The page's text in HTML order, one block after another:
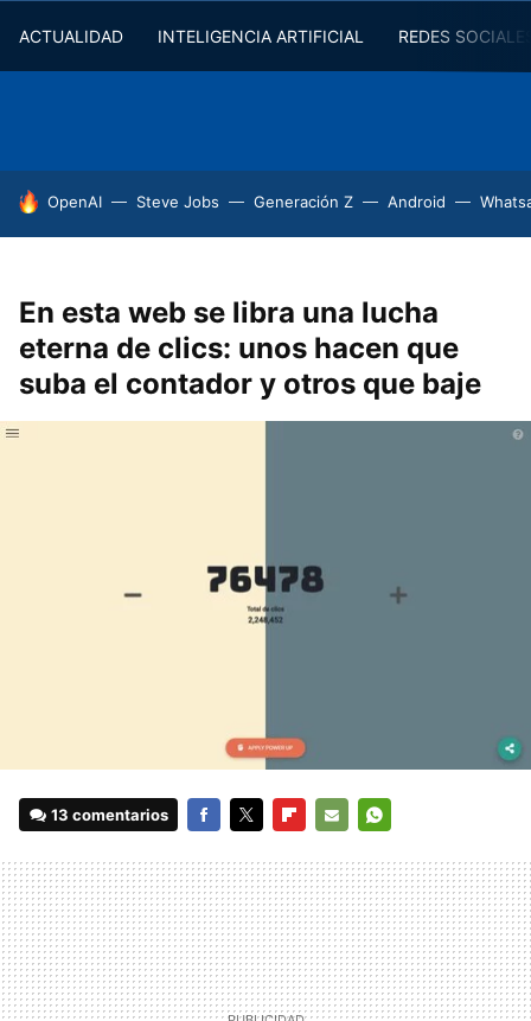
ACTUALIDAD INTELIGENCIA ARTIFICIAL REDES
HOY SE HABLA DE
OpenAI Steve Jobs Generación Z Android
En esta web se libra una lucha
eterna de clics: unos hacen que
suba el contador y otros que baje
13 comentarios
MAIL